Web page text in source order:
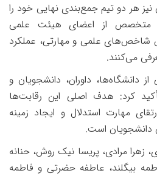
هر دو تیم جمع‌بندی نهایی خود را
متخصص از اعضای هیئت علمی
شاخص‌های علمی و مهارتی، عملکرد
می‌کنند.
از دانشگاه‌ها، داوران، دانشجویان و
کرد: هدف اصلی این رقابت‌ها
مهارت استدلال و ایجاد زمینه
دانشجویان است.
زهرا مرادی، پریسا نیک روش، حنانه
بیگلند، عاطفه حضرتی و فاطمه